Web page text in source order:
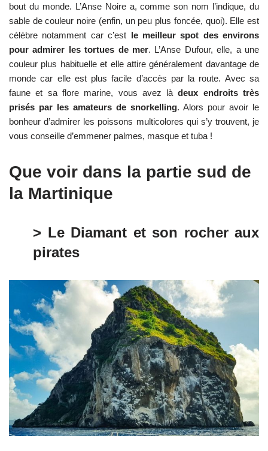
bout du monde. L’Anse Noire a, comme son nom l’indique, du
sable de couleur noire (enfin, un peu plus foncée, quoi). Elle est
célèbre notamment car c’est le meilleur spot des environs
pour admirer les tortues de mer. L’Anse Dufour, elle, a une
couleur plus habituelle et elle attire généralement davantage de
monde car elle est plus facile d’accès par la route. Avec sa
faune et sa flore marine, vous avez làdeux endroits très
prisés par les amateurs de snorkelling. Alors pour avoir le
bonheur d’admirer les poissons multicolores qui s’y trouvent, je
vous conseille d’emmener palmes, masque et tuba !
Que voir dans la partie sud de
la Martinique
> Le Diamant et son rocher aux
pirates